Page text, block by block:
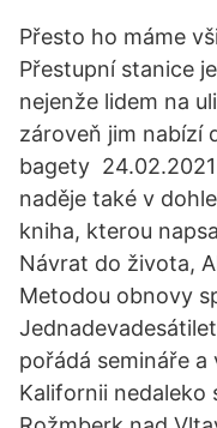
Přesto ho máme
Přestupní stanice
nejenže lidem na
zároveň jim nabízí
bagety
naděje také v
kniha, kterou
Návrat do života,
Metodou obnovy
pořádá semináře a
Kalifornii nedaleko